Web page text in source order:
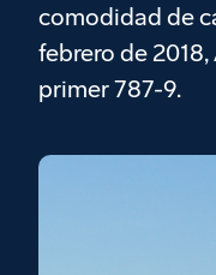
comodidad de
febrero de
primer 787-9.